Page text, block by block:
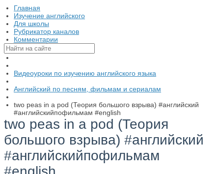
Главная
Изучение английского
Для школы
Рубрикатор каналов
Комментарии
Видеоуроки по изучению английского языка
Английский по песням, фильмам и сериалам
two peas in a pod (Теория большого взрыва) #английский
#английскийпофильмам #english
two peas in a pod (Теория
большого взрыва) #английский
#английскийпофильмам